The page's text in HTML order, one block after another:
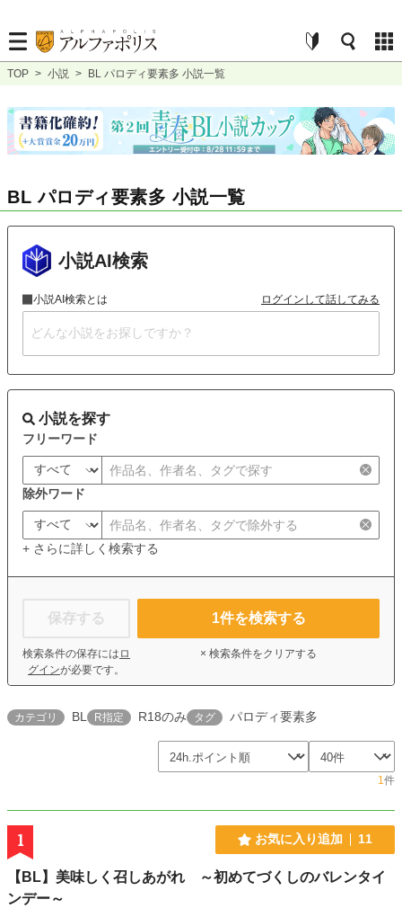
TOP > 小説 > BL パロディ要素多 小説一覧
BL パロディ要素多 小説一覧
小説AI検索
小説AI検索とは ログインして話してみる
小説を探す
フリーワード
除外ワード
+ さらに詳しく検索する
保存する
検索条件の保存には ロ
グインが必要です。
1件を検索する
× 検索条件をクリアする
カテゴリ BL R指定 R18のみ タグ パロディ要素多
1件
1 お気に入り追加 11
【BL】美味しく召しあがれ ～初めてづくしのバレンタイ
ンデー～